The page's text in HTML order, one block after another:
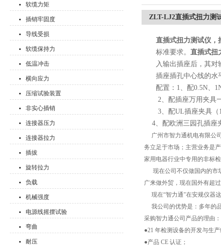
软缆力矩
插销牢固度
导线受损
软缆保持力
低温冲击
横向应力
压缩试验装置
非实心插销
连接器压力
连接器拉力
插拔
旋转拉力
负载
机械强度
电源线摇摆试验
弯曲
耐压
ZLT-LJ2直插式扭力测
直插式扭力测试仪，
标准要求。 直插式扭
入输出插座后，其
插座插孔中心线的水
配置：1、配0.5N、
2、配插座万用夹具
3、配UL插座夹具（
4、配欧洲三园孔插座
广州市智力通机电有限公
务立足于市场；主营业务是
家用电器行业中专用的非标
现在公司不仅做国内的市
广来做外贸，现在国外有超
现在“智力通"在安规仪器
我公司的优势是：多年的
采购智力通公司产品的理由：
●21 年检测设备的开发与生
●产品 CE 认证；